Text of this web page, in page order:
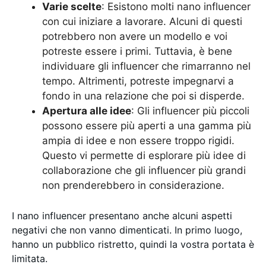
Varie scelte: Esistono molti nano influencer
con cui iniziare a lavorare. Alcuni di questi
potrebbero non avere un modello e voi
potreste essere i primi. Tuttavia, è bene
individuare gli influencer che rimarranno nel
tempo. Altrimenti, potreste impegnarvi a
fondo in una relazione che poi si disperde.
Apertura alle idee: Gli influencer più piccoli
possono essere più aperti a una gamma più
ampia di idee e non essere troppo rigidi.
Questo vi permette di esplorare più idee di
collaborazione che gli influencer più grandi
non prenderebbero in considerazione.
I nano influencer presentano anche alcuni aspetti
negativi che non vanno dimenticati. In primo luogo,
hanno un pubblico ristretto, quindi la vostra portata è
limitata.